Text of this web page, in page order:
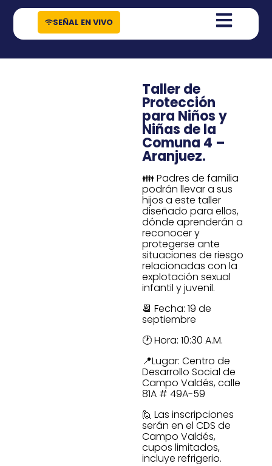
contenido
SEÑAL EN VIVO
Taller de
Protección
para Niños y
Niñas de la
Comuna 4 –
Aranjuez.
👪 Padres de familia
podrán llevar a sus
hijos a este taller
diseñado para ellos,
dónde aprenderán a
reconocer y
protegerse ante
situaciones de riesgo
relacionadas con la
explotación sexual
infantil y juvenil.
📆 Fecha: 19 de
septiembre
🕐 Hora: 10:30 A.M.
📍Lugar: Centro de
Desarrollo Social de
Campo Valdés, calle
81A # 49A-59
🙋 Las inscripciones
serán en el CDS de
Campo Valdés,
cupos limitados,
incluye refrigerio.